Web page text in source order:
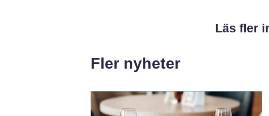
Läs fler
Fler nyheter